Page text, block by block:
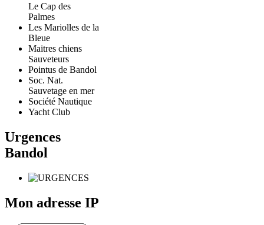
Le Cap des
Palmes
Les Mariolles de la
Bleue
Maitres chiens
Sauveteurs
Pointus de Bandol
Soc. Nat.
Sauvetage en mer
Société Nautique
Yacht Club
Urgences
Bandol
Mon adresse IP